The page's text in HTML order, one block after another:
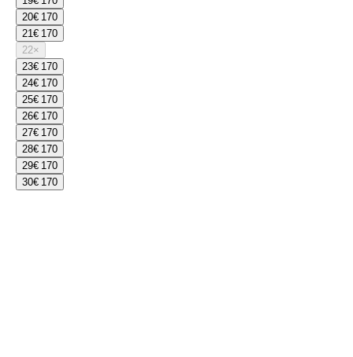
20€ 170
21€ 170
22×
23€ 170
24€ 170
25€ 170
26€ 170
27€ 170
28€ 170
29€ 170
30€ 170